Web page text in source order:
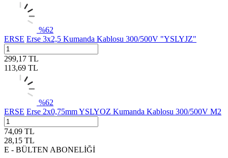
%62
ERSE Erse 3x2,5 Kumanda Kablosu 300/500V "YSLYJZ"
299,17 TL
113,69 TL
%62
ERSE Erse 2x0,75mm YSLYOZ Kumanda Kablosu 300/500V M2
74,09 TL
28,15 TL
E - BÜLTEN ABONELİĞİ